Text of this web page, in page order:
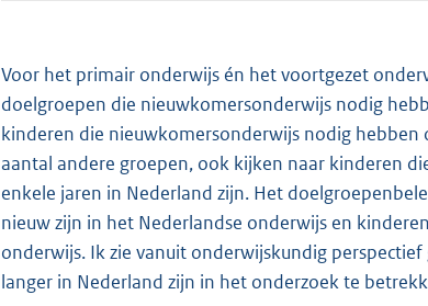
Voor het primair onderwijs én het voortgezet
doelgroepen die nieuwkomersonderwijs nodig
kinderen die nieuwkomersonderwijs nodig
aantal andere groepen, ook kijken naar kinderen
enkele jaren in Nederland zijn. Het
nieuw zijn in het Nederlandse onderwijs en
onderwijs. Ik zie vanuit onderwijskundig
langer in Nederland zijn in het onderzoek te